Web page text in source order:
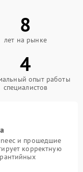
8
лет на рынке
4
опыт работы
специалистов
и прошедшие
корректную